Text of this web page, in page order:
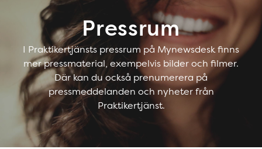
Pressrum
I Praktikertjänsts pressrum på Mynewsdesk finns
mer pressmaterial, exempelvis bilder och filmer.
Där kan du också prenumerera på
pressmeddelanden och nyheter från
Praktikertjänst.